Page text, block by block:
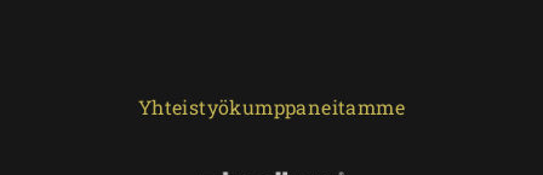
Yhteistyökumppaneitamme